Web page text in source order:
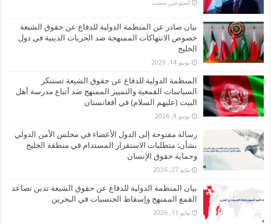
‏أسبوعين مضت
بيان صادر عن المنظمة الدولية للدفاع عن حقوق الشيعة
خصوص الانتهاكات الممنهجة ضد الحريات الدينية في دول
الخليج
يونيو 14, 2026
المنظمة الدولية للدفاع عن حقوق الشيعة تستنكر
السياسات القمعية والتمييز الممنهج ضد أتباع مدرسة أهل
البيت (عليهم السلام) في أفغانستان
يونيو 9, 2026
رسالة مفتوحة إلى الدول الأعضاء في مجلس الأمن الدولي
بشأن: متطلبات الاستقرار المستدام في منطقة الخليج
وحماية حقوق الإنسان
مايو 27, 2026
بيان المنظمة الدولية للدفاع عن حقوق الشيعة تدين تصاعد
القمع الممنهج وإسقاط الجنسيات في البحرين
مايو 13, 2026